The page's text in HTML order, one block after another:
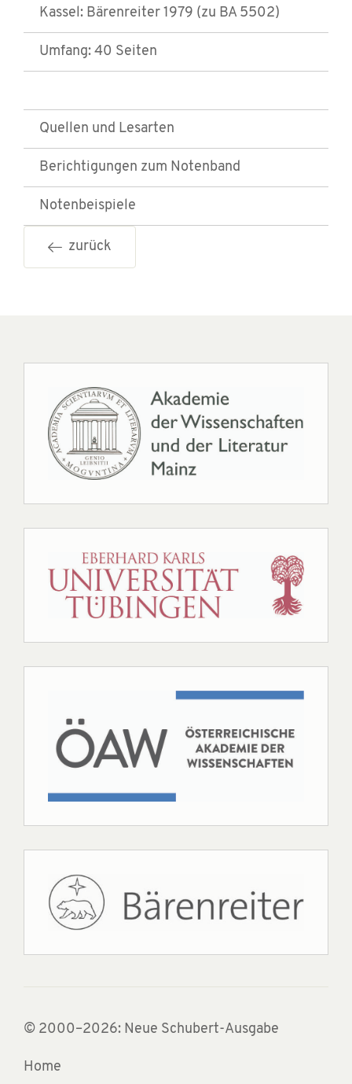
Kassel: Bärenreiter 1979 (zu BA 5502)
Umfang: 40 Seiten
Quellen und Lesarten
Berichtigungen zum Notenband
Notenbeispiele
zurück
© 2000–2026: Neue Schubert-Ausgabe
Home